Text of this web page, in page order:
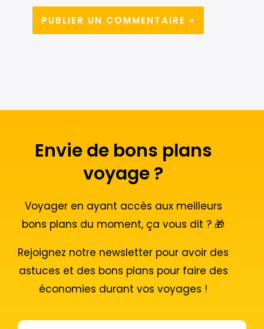
Envie de bons plans
voyage ?
Voyager en ayant accès aux meilleurs
bons plans du moment, ça vous dit ? 🎁
Rejoignez notre newsletter pour avoir des
astuces et des bons plans pour faire des
économies durant vos voyages !